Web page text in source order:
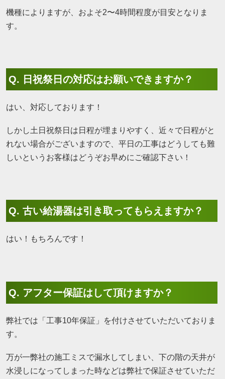
機種によりますが、およそ2〜4時間程度が目安となりま
す。
Q. 日祝祭日の対応はお願いできますか？
はい、対応しております！
しかし土日祝祭日は日程が埋まりやすく、近々で日程がと
れない場合がございますので、平日の工事はどうしても難
しいというお客様はどうぞお早めにご確認下さい！
Q. 古い給湯器は引き取ってもらえますか？
はい！もちろんです！
Q. アフター保証はして頂けますか？
弊社では「工事10年保証」を付けさせていただいておりま
す。
万が一弊社の施工ミスで漏水してしまい、下の階の天井が
水浸しになってしまった時などは弊社で保証させていただ